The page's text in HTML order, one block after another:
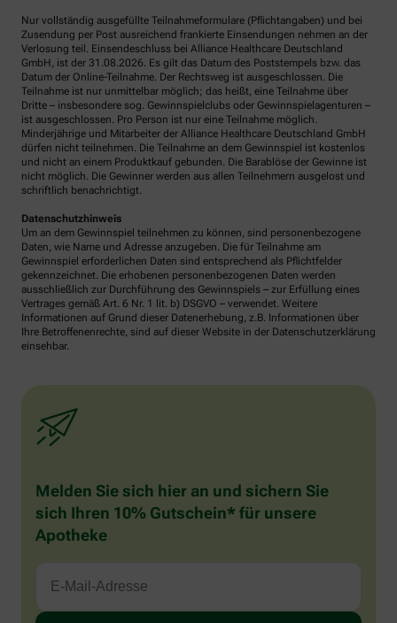
Nur vollständig ausgefüllte Teilnahmeformulare (Pflichtangaben) und bei
Zusendung per Post ausreichend frankierte Einsendungen nehmen an der
Verlosung teil. Einsendeschluss bei Alliance Healthcare Deutschland
GmbH, ist der 31.08.2026. Es gilt das Datum des Poststempels bzw. das
Datum der Online-Teilnahme. Der Rechtsweg ist ausgeschlossen. Die
Teilnahme ist nur unmittelbar möglich; das heißt, eine Teilnahme über
Dritte – insbesondere sog. Gewinnspielclubs oder Gewinnspielagenturen –
ist ausgeschlossen. Pro Person ist nur eine Teilnahme möglich.
Minderjährige und Mitarbeiter der Alliance Healthcare Deutschland GmbH
dürfen nicht teilnehmen. Die Teilnahme an dem Gewinnspiel ist kostenlos
und nicht an einem Produktkauf gebunden. Die Barablöse der Gewinne ist
nicht möglich. Die Gewinner werden aus allen Teilnehmern ausgelost und
schriftlich benachrichtigt.
Datenschutzhinweis
Um an dem Gewinnspiel teilnehmen zu können, sind personenbezogene
Daten, wie Name und Adresse anzugeben. Die für Teilnahme am
Gewinnspiel erforderlichen Daten sind entsprechend als Pflichtfelder
gekennzeichnet. Die erhobenen personenbezogenen Daten werden
ausschließlich zur Durchführung des Gewinnspiels – zur Erfüllung eines
Vertrages gemäß Art. 6 Nr. 1 lit. b) DSGVO – verwendet. Weitere
Informationen auf Grund dieser Datenerhebung, z.B. Informationen über
Ihre Betroffenenrechte, sind auf dieser Website in der Datenschutzerklärung
einsehbar.
Melden Sie sich hier an und sichern Sie
sich Ihren 10% Gutschein* für unsere
Apotheke